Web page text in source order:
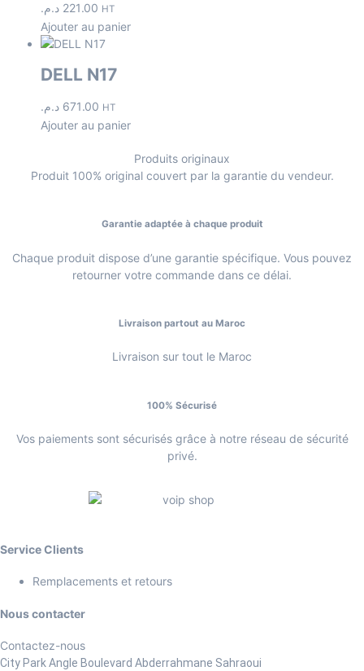
221.00 د.م. HT
Ajouter au panier
DELL N17
671.00 د.م. HT
Ajouter au panier
Produits originaux
Produit 100% original couvert par la garantie du vendeur.
Garantie adaptée à chaque produit
Chaque produit dispose d’une garantie spécifique. Vous pouvez
retourner votre commande dans ce délai.
Livraison partout au Maroc
Livraison sur tout le Maroc
100% Sécurisé
Vos paiements sont sécurisés grâce à notre réseau de sécurité
privé.
Service Clients
Remplacements et retours
Nous contacter
Contactez-nous
City Park Angle Boulevard Abderrahmane Sahraoui